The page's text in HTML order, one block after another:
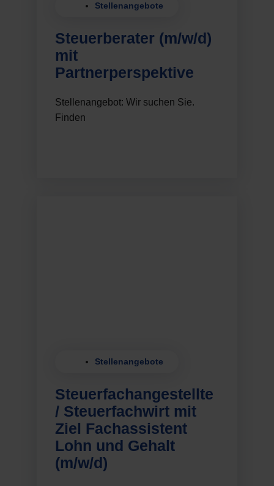
Stellenangebote
Steuerberater (m/w/d)
mit
Partnerperspektive
Stellenangebot: Wir suchen Sie.
Finden
Stellenangebote
Steuerfachangestellte
/ Steuerfachwirt mit
Ziel Fachassistent
Lohn und Gehalt
(m/w/d)